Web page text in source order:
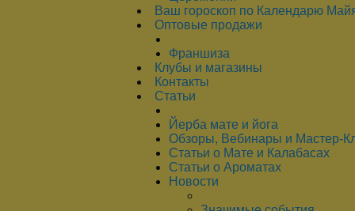
Ваш гороскоп по Календарю
Оптовые продажи
Франшиза
Клубы и магазины
Контакты
Статьи
Йерба мате и йога
Обзоры, Вебинары и Мастер-
Статьи о Мате и Калабасах
Статьи о Ароматах
Новости